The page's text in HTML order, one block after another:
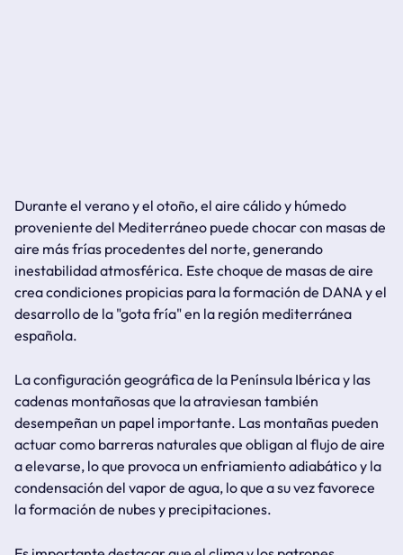
Durante el verano y el otoño, el aire cálido y húmedo
proveniente del Mediterráneo puede chocar con masas de
aire más frías procedentes del norte, generando
inestabilidad atmosférica. Este choque de masas de aire
crea condiciones propicias para la formación de DANA y el
desarrollo de la "gota fría" en la región mediterránea
española.
La configuración geográfica de la Península Ibérica y las
cadenas montañosas que la atraviesan también
desempeñan un papel importante. Las montañas pueden
actuar como barreras naturales que obligan al flujo de aire
a elevarse, lo que provoca un enfriamiento adiabático y la
condensación del vapor de agua, lo que a su vez favorece
la formación de nubes y precipitaciones.